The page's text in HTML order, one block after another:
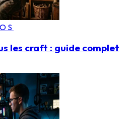
les craft : guide complet